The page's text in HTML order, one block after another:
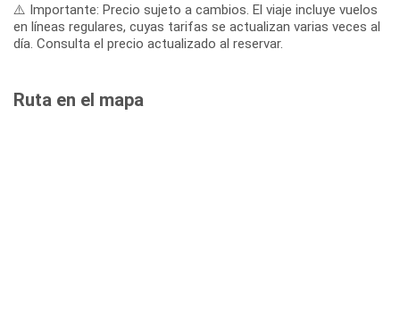
⚠️ Importante: Precio sujeto a cambios. El viaje incluye vuelos
en líneas regulares, cuyas tarifas se actualizan varias veces al
día. Consulta el precio actualizado al reservar.
Ruta en el mapa